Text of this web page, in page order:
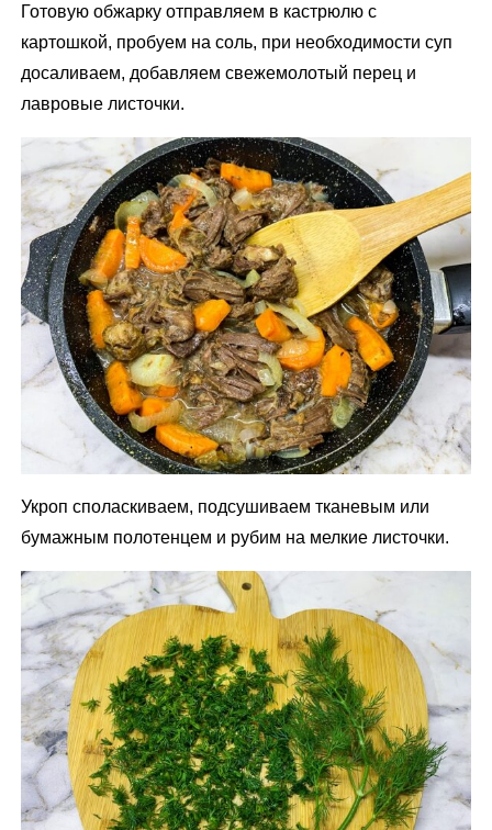
Готовую обжарку отправляем в кастрюлю с
картошкой, пробуем на соль, при необходимости суп
досаливаем, добавляем свежемолотый перец и
лавровые листочки.
Укроп споласкиваем, подсушиваем тканевым или
бумажным полотенцем и рубим на мелкие листочки.